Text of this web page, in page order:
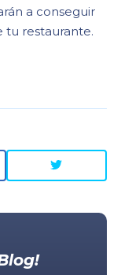
a conseguir
tu restaurante.